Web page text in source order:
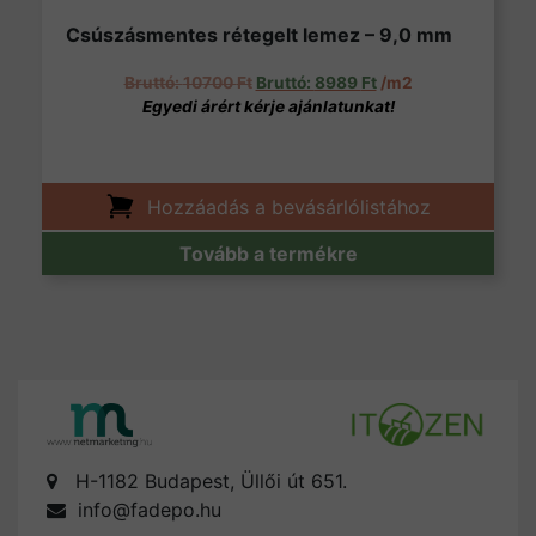
Csúszásmentes rétegelt lemez – 9,0 mm
10700Ft Original price was: 10700 Ft.
8989 FtCurrent price is:
/m2
Hozzáadás a bevásárlólistához
Tovább a termékre
H-1182 Budapest, Üllői út 651.
info@fadepo.hu